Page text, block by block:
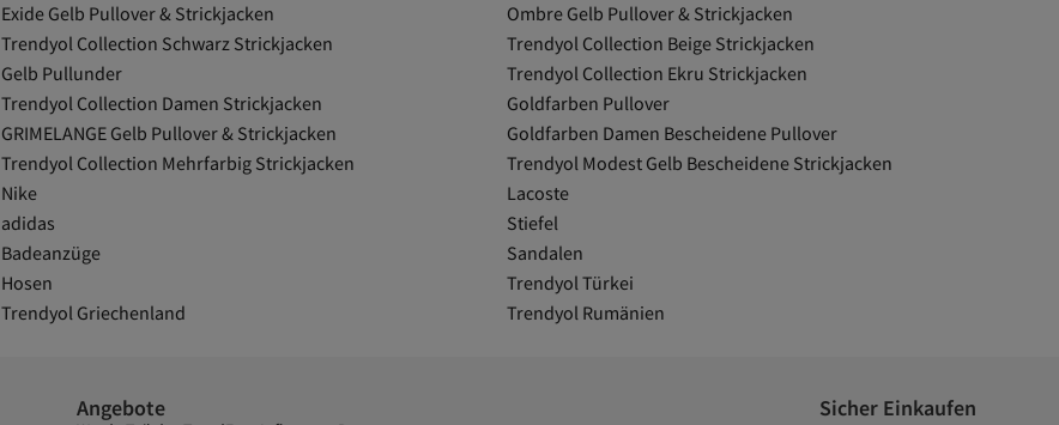
Exide Gelb Pullover & Strickjacken
Ombre Gelb Pullover & Strickjacken
Trendyol Collection Schwarz Strickjacken
Trendyol Collection Beige Strickjacken
Gelb Pullunder
Trendyol Collection Ekru Strickjacken
Trendyol Collection Damen Strickjacken
Goldfarben Pullover
GRIMELANGE Gelb Pullover & Strickjacken
Goldfarben Damen Bescheidene Pullover
Trendyol Collection Mehrfarbig Strickjacken
Trendyol Modest Gelb Bescheidene Strickjacken
Nike
Lacoste
adidas
Stiefel
Badeanzüge
Sandalen
Hosen
Trendyol Türkei
Trendyol Griechenland Trendyol Rumänien
Angebote Sicher Einkaufen